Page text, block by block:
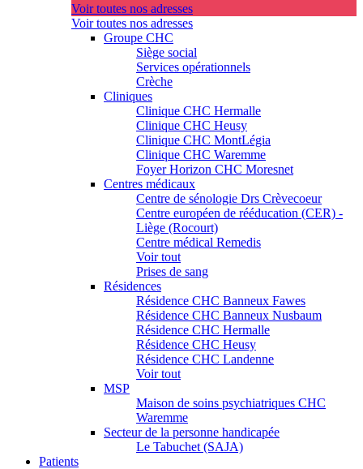
Voir toutes nos adresses
Voir toutes nos adresses
Groupe CHC
Siège social
Services opérationnels
Crèche
Cliniques
Clinique CHC Hermalle
Clinique CHC Heusy
Clinique CHC MontLégia
Clinique CHC Waremme
Foyer Horizon CHC Moresnet
Centres médicaux
Centre de sénologie Drs Crèvecoeur
Centre européen de rééducation (CER) -
Liège (Rocourt)
Centre médical Remedis
Voir tout
Prises de sang
Résidences
Résidence CHC Banneux Fawes
Résidence CHC Banneux Nusbaum
Résidence CHC Hermalle
Résidence CHC Heusy
Résidence CHC Landenne
Voir tout
MSP
Maison de soins psychiatriques CHC
Waremme
Secteur de la personne handicapée
Le Tabuchet (SAJA)
Patients